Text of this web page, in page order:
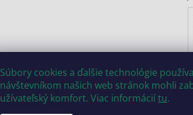
Súbory cookies a ďalšie technológie
návštevníkom našich web stránok mohli
užívateľský komfort. Viac informáciítu.